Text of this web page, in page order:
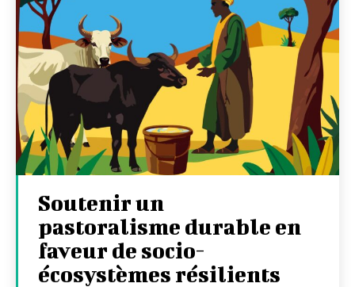
Soutenir un
pastoralisme durable en
faveur de socio-
écosystèmes résilients